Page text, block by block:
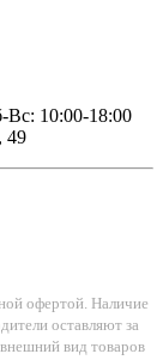
10:00-18:00
49
офертой. Наличие
оставляют за
вид товаров